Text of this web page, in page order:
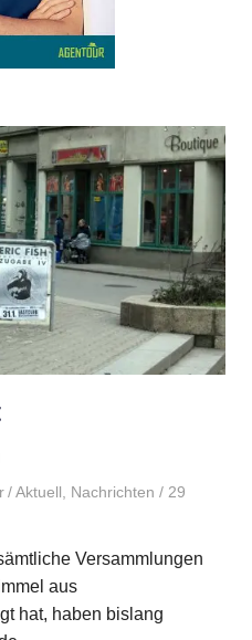
Aktuell Nachrichten / 29
Versammlungen
aus
hat, haben bislang